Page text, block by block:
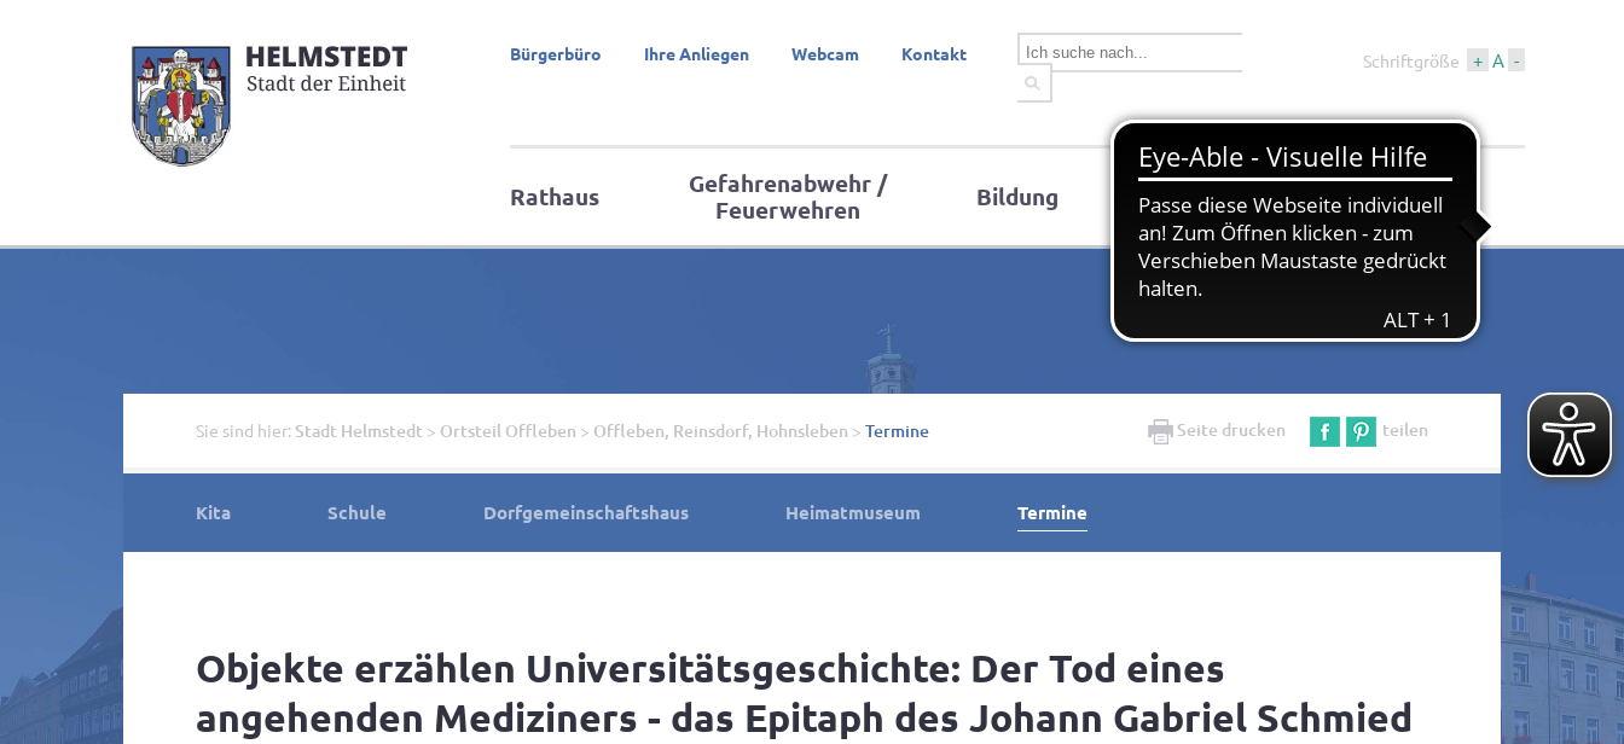
Bürgerbüro Ihre Anliegen Webcam Kontakt Schriftgröße + A -
Rathaus
Gefahrenabwehr /
Feuerwehren
Bildung
Wirtschaft &
Bauen
Tourismus &
Kultur
Sie sind hier: Stadt Helmstedt > Ortsteil Offleben > Offleben, Reinsdorf, Hohnsleben > Termine Seite drucken teilen
Kita Schule Dorfgemeinschaftshaus Heimatmuseum Termine
Objekte erzählen Universitätsgeschichte: Der Tod eines
angehenden Mediziners - das Epitaph des Johann Gabriel Schmied